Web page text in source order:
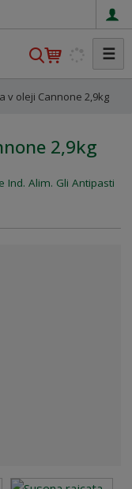
V
h
d
t
☰
v oleji Cannone 2,9kg
2,9kg
Ind. Alim. Gli Antipasti